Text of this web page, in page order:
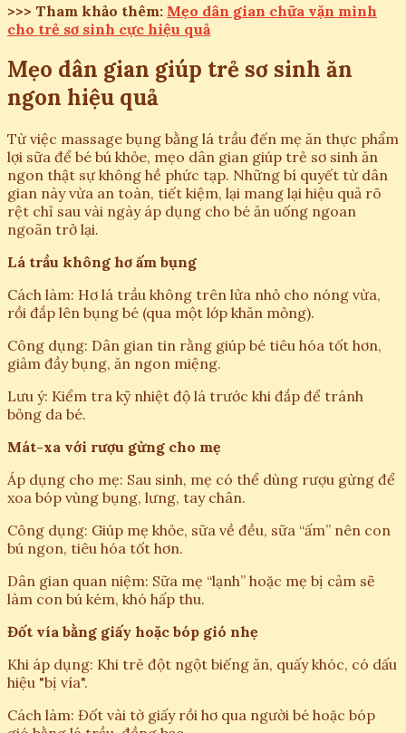
>>> Tham khảo thêm: Mẹo dân gian chữa vặn mình
cho trẻ sơ sinh cực hiệu quả
Mẹo dân gian giúp trẻ sơ sinh ăn
ngon hiệu quả
Từ việc massage bụng bằng lá trầu đến mẹ ăn thực phẩm
lợi sữa để bé bú khỏe, mẹo dân gian giúp trẻ sơ sinh ăn
ngon thật sự không hề phức tạp. Những bí quyết từ dân
gian này vừa an toàn, tiết kiệm, lại mang lại hiệu quả rõ
rệt chỉ sau vài ngày áp dụng cho bé ăn uống ngoan
ngoãn trở lại.
Lá trầu không hơ ấm bụng
Cách làm: Hơ lá trầu không trên lửa nhỏ cho nóng vừa,
rồi đắp lên bụng bé (qua một lớp khăn mỏng).
Công dụng: Dân gian tin rằng giúp bé tiêu hóa tốt hơn,
giảm đầy bụng, ăn ngon miệng.
Lưu ý: Kiểm tra kỹ nhiệt độ lá trước khi đắp để tránh
bỏng da bé.
Mát-xa với rượu gừng cho mẹ
Áp dụng cho mẹ: Sau sinh, mẹ có thể dùng rượu gừng để
xoa bóp vùng bụng, lưng, tay chân.
Công dụng: Giúp mẹ khỏe, sữa về đều, sữa “ấm” nên con
bú ngon, tiêu hóa tốt hơn.
Dân gian quan niệm: Sữa mẹ “lạnh” hoặc mẹ bị cảm sẽ
làm con bú kém, khó hấp thu.
Đốt vía bằng giấy hoặc bóp gió nhẹ
Khi áp dụng: Khi trẻ đột ngột biếng ăn, quấy khóc, có dấu
hiệu "bị vía".
Cách làm: Đốt vài tờ giấy rồi hơ qua người bé hoặc bóp